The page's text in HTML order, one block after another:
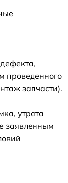
проведенного
запчасти).
утрата
заявленным